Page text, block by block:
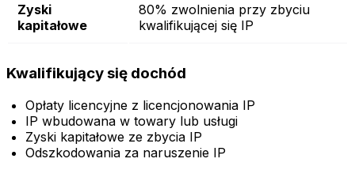
Zyski
kapitałowe
80% zwolnienia przy zbyciu
kwalifikującej się IP
Kwalifikujący się dochód
Opłaty licencyjne z licencjonowania IP
IP wbudowana w towary lub usługi
Zyski kapitałowe ze zbycia IP
Odszkodowania za naruszenie IP